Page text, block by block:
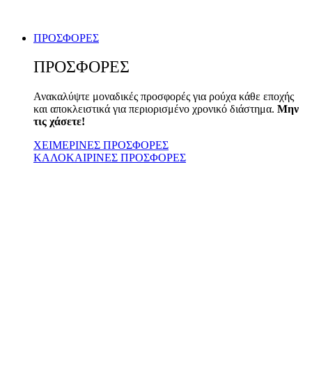
ΠΡΟΣΦΟΡΕΣ
ΠΡΟΣΦΟΡΕΣ
Ανακαλύψτε μοναδικές προσφορές για ρούχα κάθε εποχής
και αποκλειστικά για περιορισμένο χρονικό διάστημα. Μην
τις χάσετε!
ΧΕΙΜΕΡΙΝΕΣ ΠΡΟΣΦΟΡΕΣ
ΚΑΛΟΚΑΙΡΙΝΕΣ ΠΡΟΣΦΟΡΕΣ